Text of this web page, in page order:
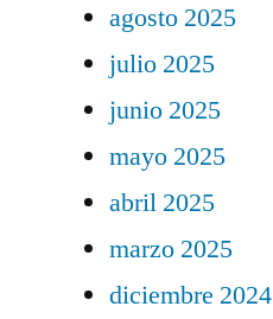
agosto 2025
julio 2025
junio 2025
mayo 2025
abril 2025
marzo 2025
diciembre 2024